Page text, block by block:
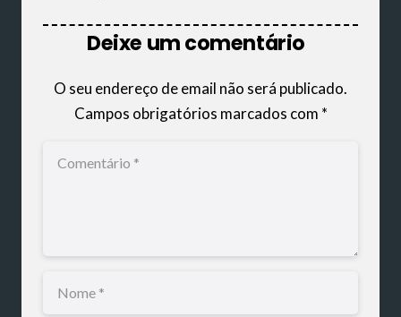
Deixe um comentário
O seu endereço de email não será publicado.
Campos obrigatórios marcados com *